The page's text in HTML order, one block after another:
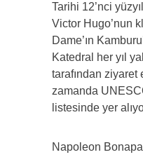
Tarihi 12’nci
Victor Hugo’nun
Dame’ın
Katedral her yıl
tarafından ziyaret
zamanda
listesinde yer
Napoleon